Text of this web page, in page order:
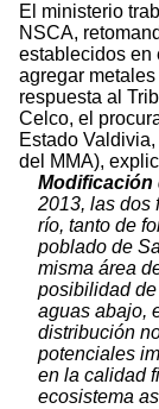
El ministerio
NSCA,
establecidos en
agregar
respuesta al
Celco, el
Estado Valdivia,
del MMA),
Modificación
2013, las dos
río, tanto de
poblado de
misma área
posibilidad
aguas abajo,
distribución
potenciales
en la calidad
ecosistema